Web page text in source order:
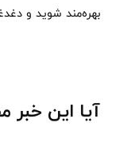
بهره‌مند شوید و
آیا این خبر